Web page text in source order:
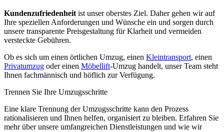
Kundenzufriedenheit ist unser oberstes Ziel. Daher gehen wir auf
Ihre speziellen Anforderungen und Wünsche ein und sorgen durch
unsere transparente Preisgestaltung für Klarheit und vermeiden
versteckte Gebühren.
Ob es sich um einen örtlichen Umzug, einen Kleintransport, einen
Privatumzug oder einen Möbellift-Umzug handelt, unser Team steht
Ihnen fachmännisch und höflich zur Verfügung.
Trennen Sie Ihre Umzugsschritte
Eine klare Trennung der Umzugsschritte kann den Prozess
rationalisieren und Ihnen helfen, organisiert zu bleiben. Erfahren Sie
mehr über unsere umfangreichen Dienstleistungen und wie wir